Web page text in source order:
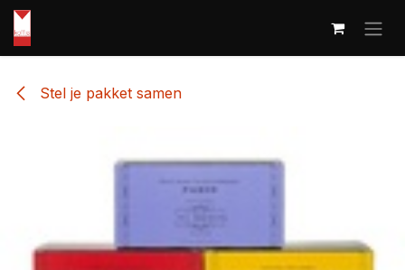
Overslaan naar inhoud
Stel je pakket samen